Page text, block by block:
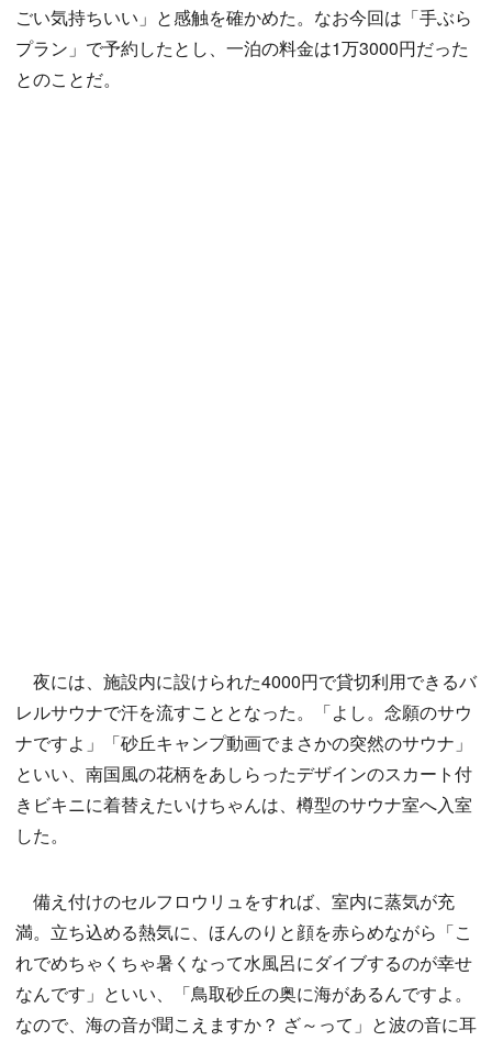
ごい気持ちいい」と感触を確かめた。なお今回は「手ぶら
プラン」で予約したとし、一泊の料金は1万3000円だった
とのことだ。
夜には、施設内に設けられた4000円で貸切利用できるバ
レルサウナで汗を流すこととなった。「よし。念願のサウ
ナですよ」「砂丘キャンプ動画でまさかの突然のサウナ」
といい、南国風の花柄をあしらったデザインのスカート付
きビキニに着替えたいけちゃんは、樽型のサウナ室へ入室
した。
備え付けのセルフロウリュをすれば、室内に蒸気が充
満。立ち込める熱気に、ほんのりと顔を赤らめながら「こ
れでめちゃくちゃ暑くなって水風呂にダイブするのが幸せ
なんです」といい、「鳥取砂丘の奥に海があるんですよ。
なので、海の音が聞こえますか？ ざ～って」と波の音に耳